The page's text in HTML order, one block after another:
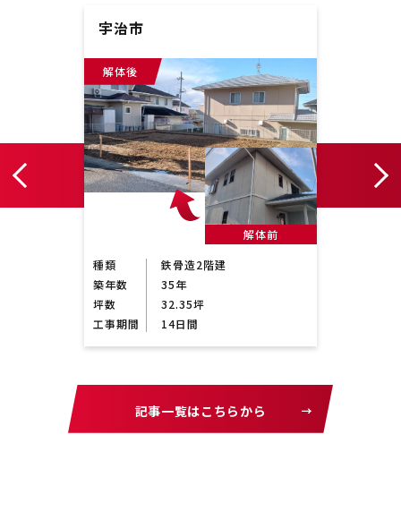
宇治市
解体後
解体前
種類
鉄骨造2階建
築年数
35年
坪数
32.35坪
工事期間
14日間
記事一覧はこちらから